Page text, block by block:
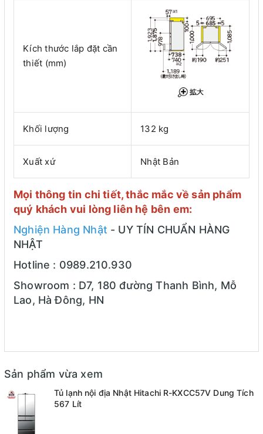
Kích thước lắp đặt cần
thiết (mm)
Khối lượng 132 kg
Xuất xứ Nhật Bản
Mọi thông tin chi tiết, thắc mắc về sản phẩm
quý khách vui lòng liên hệ bên em:
Nghiện Hàng Nhật - UY TÍN CHUẨN HÀNG
NHẬT
Hotline : 0989.210.930
Showroom : D7, 180 đường Thanh Bình, Mỗ
Lao, Hà Đông, HN
Sản phẩm vừa xem
Tủ lạnh nội địa Nhật Hitachi R-KXCC57V Dung Tích
567 Lít